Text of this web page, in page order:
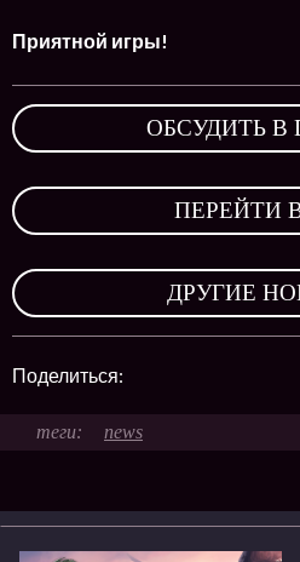
Приятной игры!
ОБСУДИТЬ В
ПЕРЕЙТИ
ДРУГИЕ
Поделиться:
news